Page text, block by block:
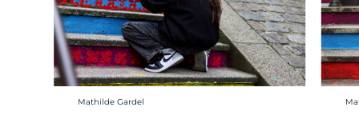
Crédit photo :
Mathilde Gardel